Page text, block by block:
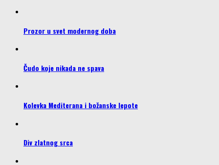
Prozor u svet modernog doba
Čudo koje nikada ne spava
Kolevka Mediterana i božanske lepote
Div zlatnog srca